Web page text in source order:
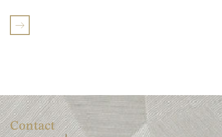
Contact